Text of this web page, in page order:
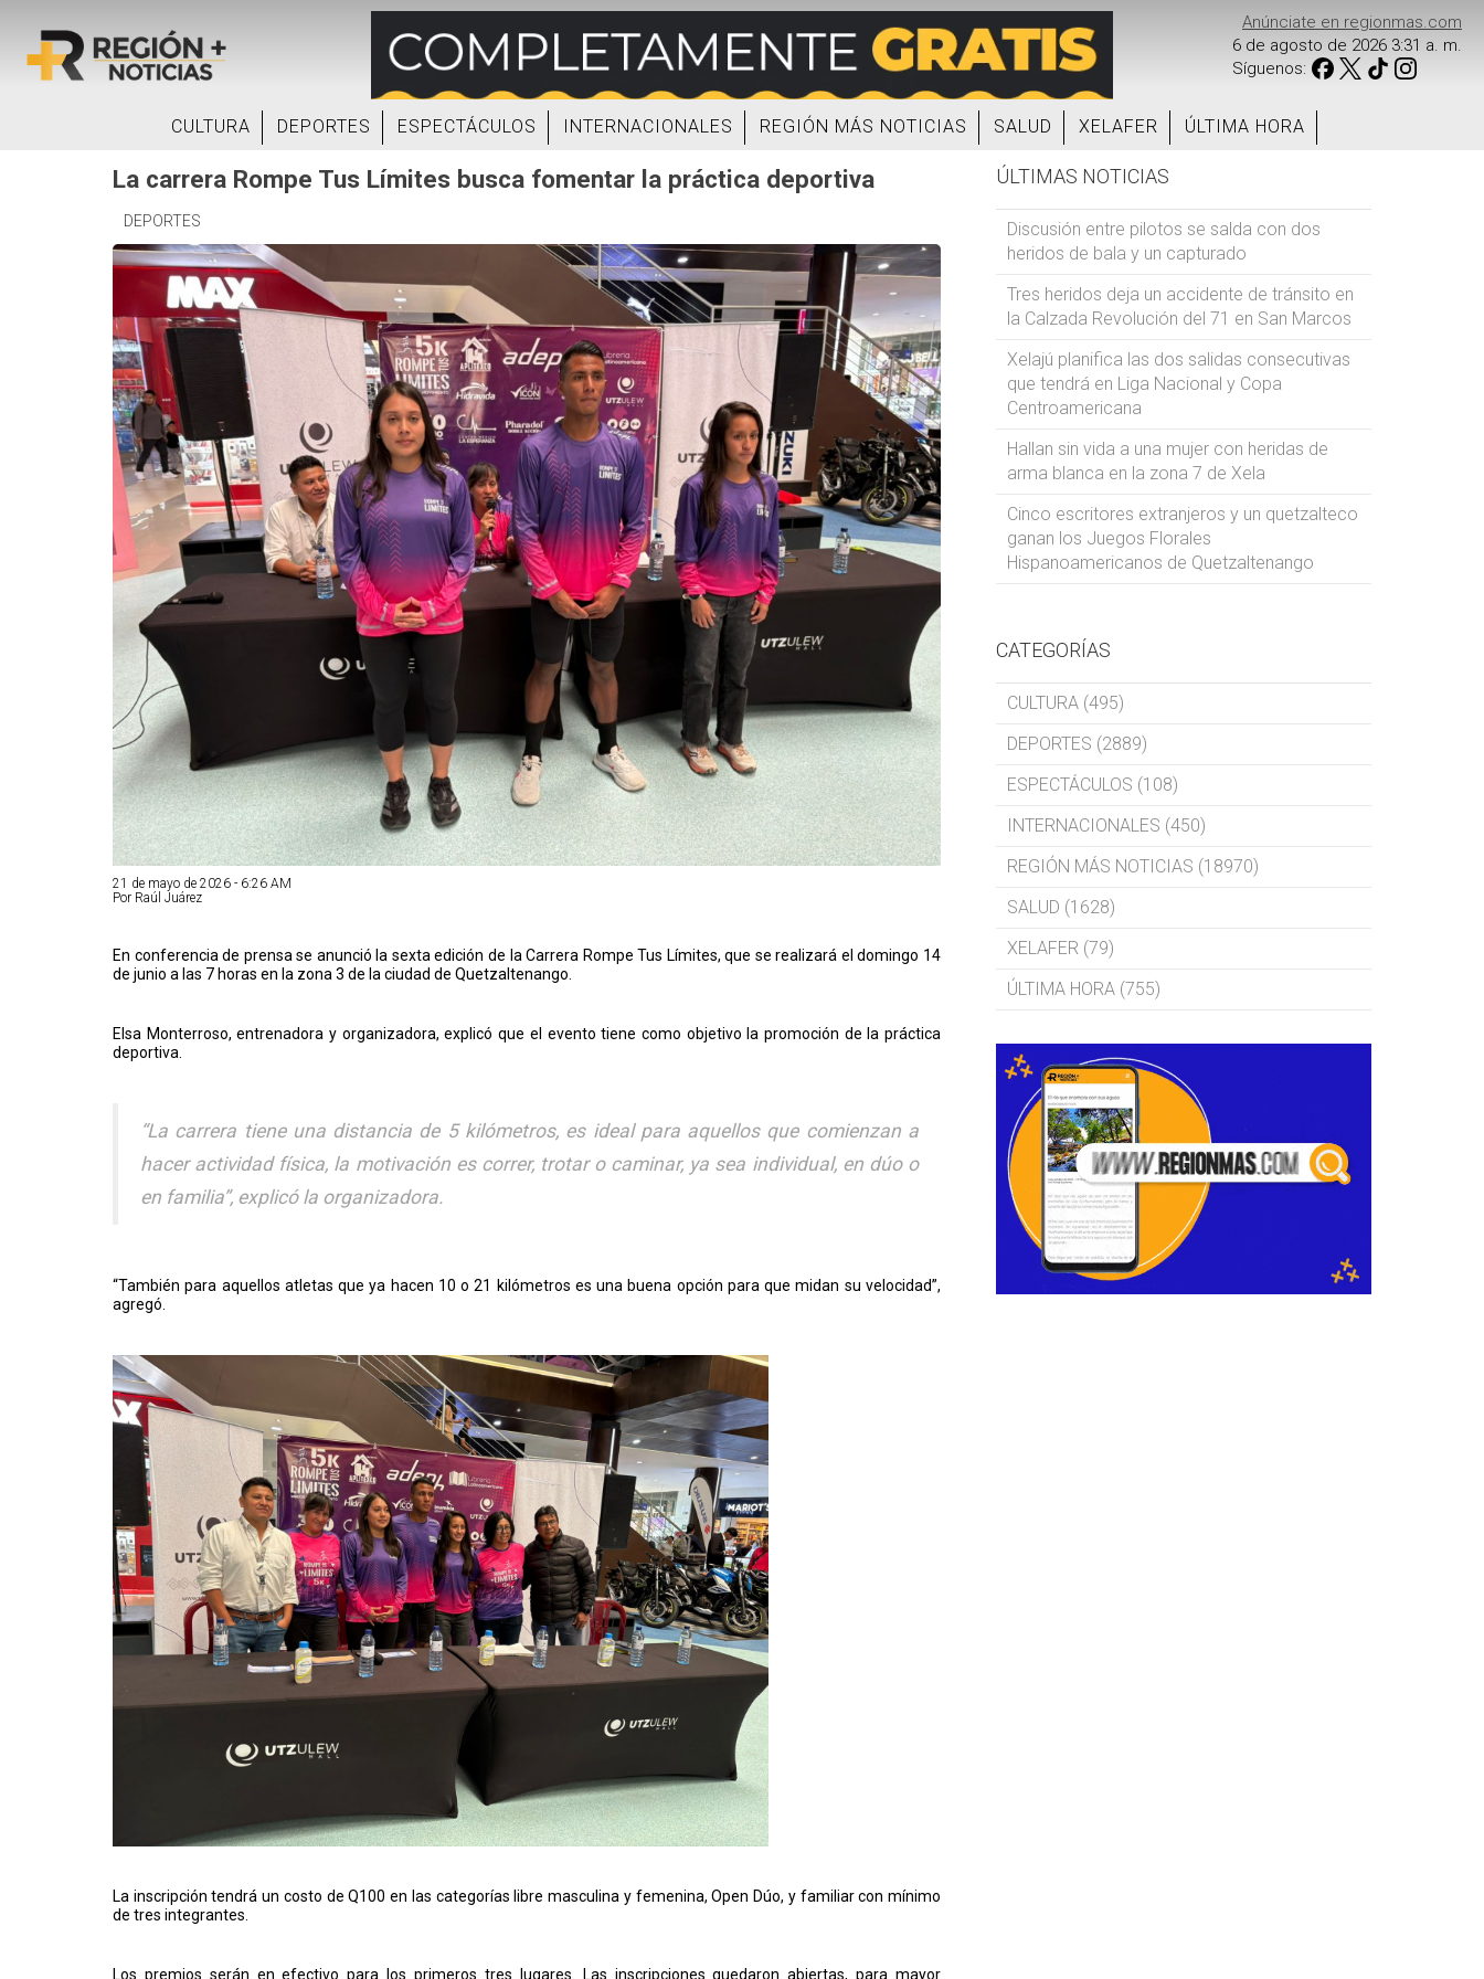
Anúnciate en regionmas.com
6 de agosto de 2026 3:31 a. m.
Síguenos:
CULTURA DEPORTES ESPECTÁCULOS INTERNACIONALES REGIÓN MÁS NOTICIAS SALUD XELAFER ÚLTIMA HORA
La carrera Rompe Tus Límites busca fomentar la práctica deportiva
DEPORTES
21 de mayo de 2026 - 6:26 AM
Por Raúl Juárez
En conferencia de prensa se anunció la sexta edición de la Carrera Rompe Tus Límites, que se realizará el domingo 14
de junio a las 7 horas en la zona 3 de la ciudad de Quetzaltenango.
Elsa Monterroso, entrenadora y organizadora, explicó que el evento tiene como objetivo la promoción de la práctica
deportiva.
“La carrera tiene una distancia de 5 kilómetros, es ideal para aquellos que comienzan a
hacer actividad física, la motivación es correr, trotar o caminar, ya sea individual, en dúo o
en familia”, explicó la organizadora.
“También para aquellos atletas que ya hacen 10 o 21 kilómetros es una buena opción para que midan su velocidad”,
agregó.
La inscripción tendrá un costo de Q100 en las categorías libre masculina y femenina, Open Dúo, y familiar con mínimo
de tres integrantes.
Los premios serán en efectivo para los primeros tres lugares. Las inscripciones quedaron abiertas, para mayor
ÚLTIMAS NOTICIAS
Discusión entre pilotos se salda con dos
heridos de bala y un capturado
Tres heridos deja un accidente de tránsito en
la Calzada Revolución del 71 en San Marcos
Xelajú planifica las dos salidas consecutivas
que tendrá en Liga Nacional y Copa
Centroamericana
Hallan sin vida a una mujer con heridas de
arma blanca en la zona 7 de Xela
Cinco escritores extranjeros y un quetzalteco
ganan los Juegos Florales
Hispanoamericanos de Quetzaltenango
CATEGORÍAS
CULTURA (495)
DEPORTES (2889)
ESPECTÁCULOS (108)
INTERNACIONALES (450)
REGIÓN MÁS NOTICIAS (18970)
SALUD (1628)
XELAFER (79)
ÚLTIMA HORA (755)